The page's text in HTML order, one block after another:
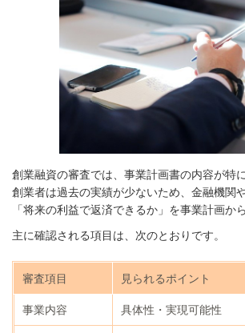
創業融資の審査では、事業計画書の内容が特
創業者は過去の実績が少ないため、金融機関
「将来の利益で返済できるか」を事業計画か
主に確認される項目は、次のとおりです。
審査項目 見られるポイント
事業内容 具体性・実現可能性